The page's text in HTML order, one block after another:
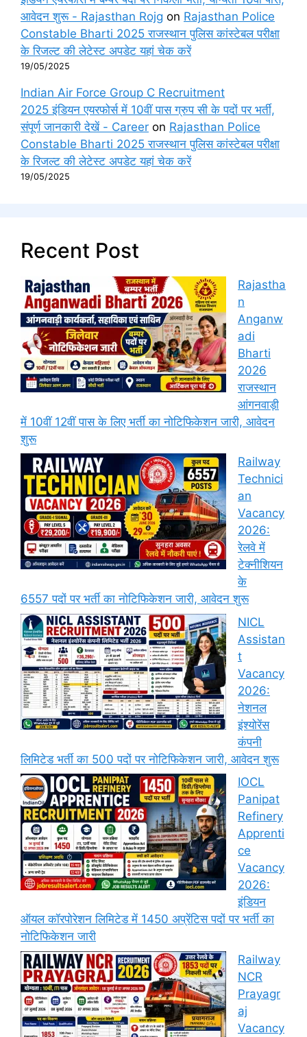
आवेदन शुरू - Rajasthan Rojg on Rajasthan Police
Constable Bharti 2025 राजस्थान पुलिस कांस्टेबल परीक्षा
के रिजल्ट की लेटेस्ट अपडेट यहां चेक करें
19/05/2025
Indian Air Force Group C Recruitment
2025 इंडियन एयरफोर्स में 10वीं पास ग्रुप सी के पदों पर भर्ती,
संपूर्ण जानकारी देखें - Career on Rajasthan Police
Constable Bharti 2025 राजस्थान पुलिस कांस्टेबल परीक्षा
के रिजल्ट की लेटेस्ट अपडेट यहां चेक करें
19/05/2025
Recent Post
Rajastha
n
Anganw
adi
Bharti
2026
राजस्थान
आंगनवाड़ी
में 10वीं 12वीं पास के लिए भर्ती का नोटिफिकेशन जारी, आवेदन
शुरू
Railway
Technici
an
Vacancy
2026:
रेलवे में
टेक्नीशियन
के
6557 पदों पर भर्ती का नोटिफिकेशन जारी, आवेदन शुरू
NICL
Assistan
t
Vacancy
2026:
नेशनल
इंश्योरेंस
कंपनी
लिमिटेड भर्ती का 500 पदों पर नोटिफिकेशन जारी, आवेदन शुरू
IOCL
Panipat
Refinery
Apprenti
ce
Vacancy
2026:
इंडियन
ऑयल कॉरपोरेशन लिमिटेड में 1450 अप्रेंटिस पदों पर भर्ती का
नोटिफिकेशन जारी
Railway
NCR
Prayagr
aj
Vacancy